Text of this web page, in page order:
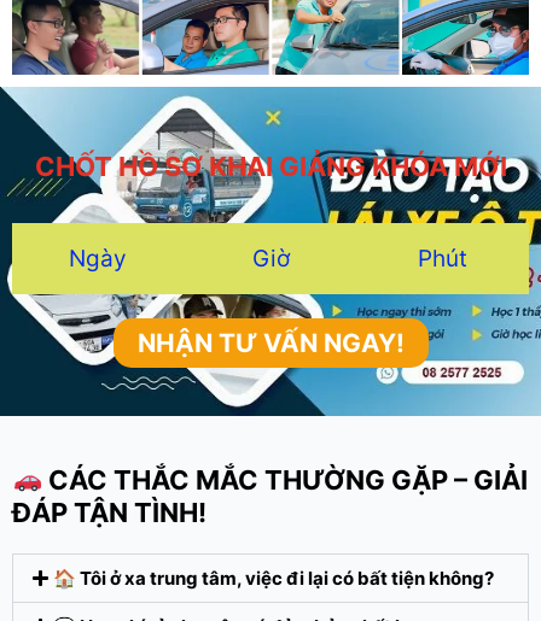
CHỐT HỒ SƠ KHAI GIẢNG KHÓA MỚI
Ngày Giờ Phút
NHẬN TƯ VẤN NGAY!
CÁC THẮC MẮC THƯỜNG GẶP – GIẢI
ĐÁP TẬN TÌNH!
🏠 Tôi ở xa trung tâm, việc đi lại có bất tiện không?